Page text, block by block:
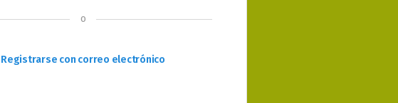
o
Registrarse con correo electrónico